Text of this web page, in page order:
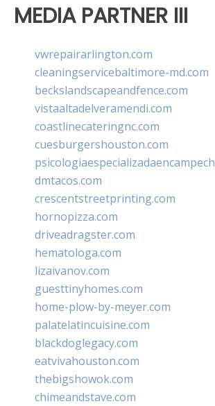
MEDIA PARTNER III
vwrepairarlington.com
cleaningservicebaltimore-md.com
beckslandscapeandfence.com
vistaaltadelveramendi.com
coastlinecateringnc.com
cuesburgershouston.com
dmtacos.com
crescentstreetprinting.com
hornopizza.com
driveadragster.com
hematologa.com
lizaivanov.com
guesttinyhomes.com
home-plow-by-meyer.com
palatelatincuisine.com
blackdoglegacy.com
eatvivahouston.com
thebigshowok.com
chimeandstave.com